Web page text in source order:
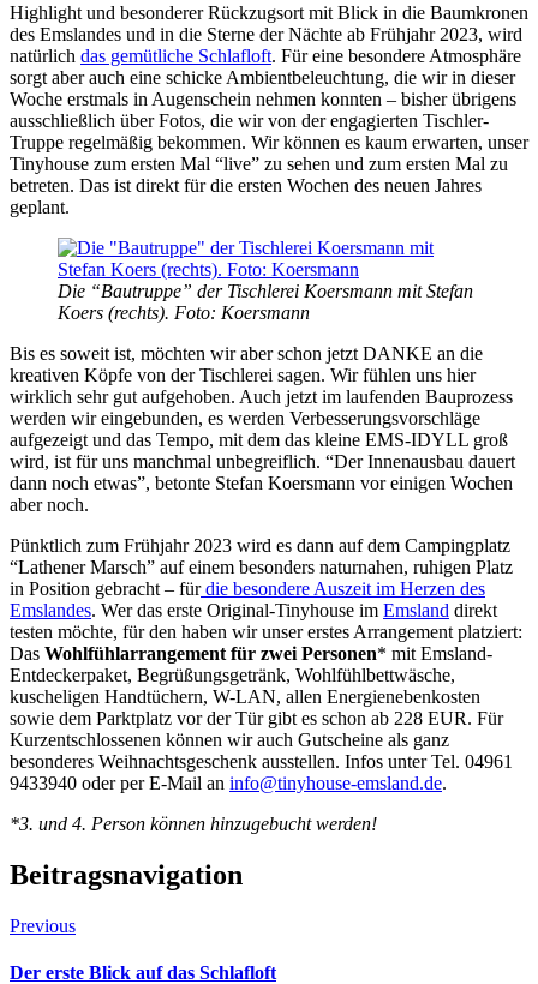
Highlight und besonderer Rückzugsort mit Blick in die Baumkronen
des Emslandes und in die Sterne der Nächte ab Frühjahr 2023, wird
natürlich das gemütliche Schlafloft. Für eine besondere Atmosphäre
sorgt aber auch eine schicke Ambientbeleuchtung, die wir in dieser
Woche erstmals in Augenschein nehmen konnten – bisher übrigens
ausschließlich über Fotos, die wir von der engagierten Tischler-
Truppe regelmäßig bekommen. Wir können es kaum erwarten, unser
Tinyhouse zum ersten Mal “live” zu sehen und zum ersten Mal zu
betreten. Das ist direkt für die ersten Wochen des neuen Jahres
geplant.
Die “Bautruppe” der Tischlerei Koersmann mit Stefan
Koers (rechts). Foto: Koersmann
Bis es soweit ist, möchten wir aber schon jetzt DANKE an die
kreativen Köpfe von der Tischlerei sagen. Wir fühlen uns hier
wirklich sehr gut aufgehoben. Auch jetzt im laufenden Bauprozess
werden wir eingebunden, es werden Verbesserungsvorschläge
aufgezeigt und das Tempo, mit dem das kleine EMS-IDYLL groß
wird, ist für uns manchmal unbegreiflich. “Der Innenausbau dauert
dann noch etwas”, betonte Stefan Koersmann vor einigen Wochen
aber noch.
Pünktlich zum Frühjahr 2023 wird es dann auf dem Campingplatz
“Lathener Marsch” auf einem besonders naturnahen, ruhigen Platz
in Position gebracht – fürdie besondere Auszeit im Herzen des
Emslandes. Wer das erste Original-Tinyhouse im Emsland direkt
testen möchte, für den haben wir unser erstes Arrangement platziert:
Das Wohlfühlarrangement für zwei Personen* mit Emsland-
Entdeckerpaket, Begrüßungsgetränk, Wohlfühlbettwäsche,
kuscheligen Handtüchern, W-LAN, allen Energienebenkosten
sowie dem Parktplatz vor der Tür gibt es schon ab 228 EUR. Für
Kurzentschlossenen können wir auch Gutscheine als ganz
besonderes Weihnachtsgeschenk ausstellen. Infos unter Tel. 04961
9433940 oder per E-Mail an info@tinyhouse-emsland.de.
*3. und 4. Person können hinzugebucht werden!
Beitragsnavigation
Previous
Der erste Blick auf das Schlafloft